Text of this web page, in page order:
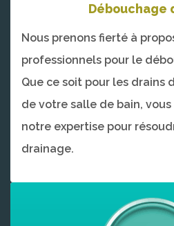
Débouchage
Nous prenons fierté à
professionnels pour le
Que ce soit pour les drains
de votre salle de bain,
notre expertise pour
drainage.